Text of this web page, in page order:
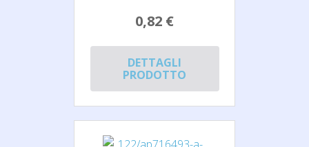
0,82 €
DETTAGLI
PRODOTTO